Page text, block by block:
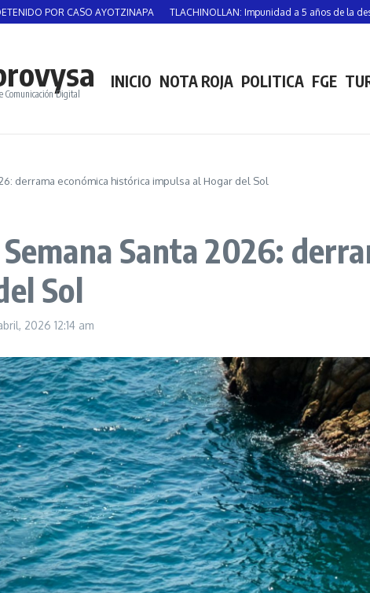
CASO AYOTZINAPA TLACHINOLLAN: Impunidad a 5 años de la desaparición
Comunicación Digital
INICIO NOTA ROJA POLITICA FGE
derrama económica histórica impulsa al Hogar del Sol
Santa 2026:
Sol
2026 12:14 am